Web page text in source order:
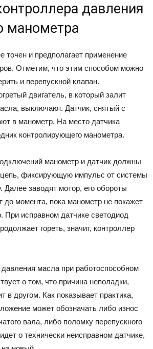
давления
точен и предполагает применение
Отметим, что этим способом можно
и перепускной клапан.
двигатель, в который залит
выключают. Датчик, снятый с
в манометр. На место датчика
контролирующего манометра.
манометр и датчик должны
фиксирующую импульс от системы
Далее заводят мотор, его обороты
до момента, пока манометр не покажет
При исправном датчике светодиод
гореть, значит, контроллер
давления масла при работоспособном
о том, что причина неполадки,
в другом. Как показывает практика,
может обозначать либо износ
вала, либо поломку перепускного
о технически неисправном датчике,